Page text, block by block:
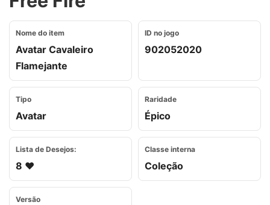
Nome do item
Avatar Cavaleiro
Flamejante
ID no jogo
902052020
Tipo
Avatar
Raridade
Épico
Lista de Desejos:
8 ❤️
Classe interna
Coleção
Versão